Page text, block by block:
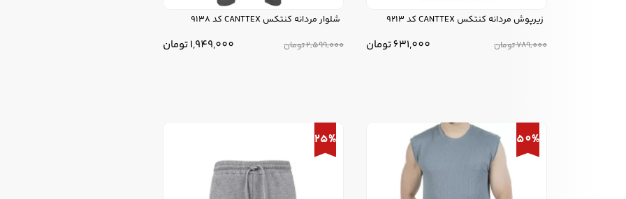
زیرپوش مردانه کنتکس CANTTEX کد 9213
789,000تومان 631,000تومان
شلوار مردانه کنتکس CANTTEX کد 9138
2,599,000تومان 1,949,000تومان
50%
25%